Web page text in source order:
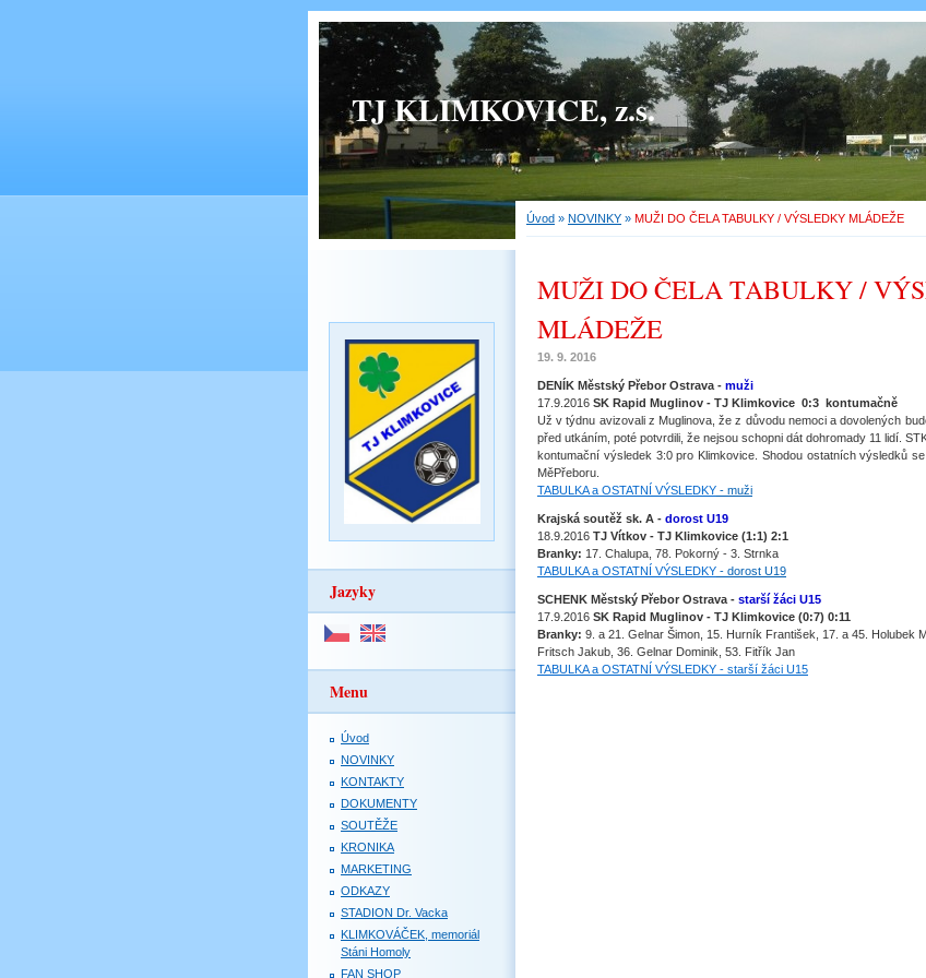
TJ KLIMKOVICE, z.s.
Úvod » NOVINKY » MUŽI DO ČELA TABULKY / VÝSLEDKY MLÁDEŽE
MUŽI DO ČELA TABULKY /
MLÁDEŽE
19. 9. 2016
DENÍK Městský Přebor Ostrava - muži
17.9.2016 SK Rapid Muglinov - TJ Klimkovice 0:3 kontumačně
Už v týdnu avizovali z Muglinova, že z důvodu nemoci a dovolených
před utkáním, poté potvrdili, že nejsou schopni dát dohromady 11 lidí.
kontumační výsledek 3:0 pro Klimkovice. Shodou ostatních výsledků
MěPřeboru.
TABULKA a OSTATNÍ VÝSLEDKY - muži
Krajská soutěž sk. A - dorost U19
18.9.2016 TJ Vítkov - TJ Klimkovice (1:1) 2:1
Branky: 17. Chalupa, 78. Pokorný - 3. Strnka
TABULKA a OSTATNÍ VÝSLEDKY - dorost U19
SCHENK Městský Přebor Ostrava - starší žáci U15
17.9.2016 SK Rapid Muglinov - TJ Klimkovice (0:7) 0:11
Branky: 9. a 21. Gelnar Šimon, 15. Hurník František, 17. a 45. Holubek
Fritsch Jakub, 36. Gelnar Dominik, 53. Fitřík Jan
TABULKA a OSTATNÍ VÝSLEDKY - starší žáci U15
Jazyky
Menu
Úvod
NOVINKY
KONTAKTY
DOKUMENTY
SOUTĚŽE
KRONIKA
MARKETING
ODKAZY
STADION Dr. Vacka
KLIMKOVÁČEK, memoriál
Stáni Homoly
FAN SHOP